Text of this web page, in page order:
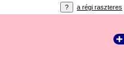
a régi raszteres